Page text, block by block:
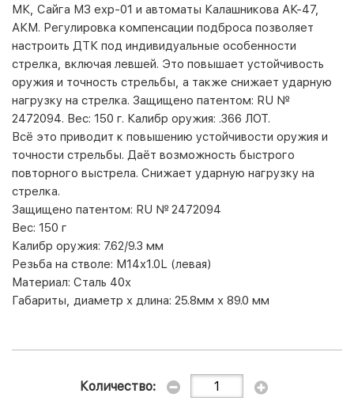
МК, Сайга МЗ exp-01 и автоматы Калашникова АК-47,
АКМ. Регулировка компенсации подброса позволяет
настроить ДТК под индивидуальные особенности
стрелка, включая левшей. Это повышает устойчивость
оружия и точность стрельбы, а также снижает ударную
нагрузку на стрелка. Защищено патентом: RU №
2472094. Вес: 150 г. Калибр оружия: .366 ЛОТ.
Всё это приводит к повышению устойчивости оружия и
точности стрельбы. Даёт возможность быстрого
повторного выстрела. Снижает ударную нагрузку на
стрелка.
Защищено патентом: RU № 2472094
Вес: 150 г
Калибр оружия: 7.62/9.3 мм
Резьба на стволе: М14х1.0L (левая)
Материал: Сталь 40х
Габариты, диаметр х длина: 25.8мм х 89.0 мм
Количество: